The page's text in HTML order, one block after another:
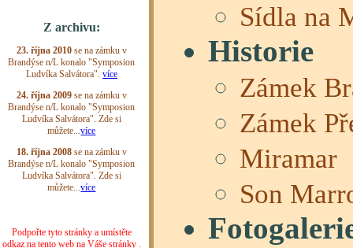
Sídla na
Historie
Zámek
Zámek
Miramar
Son